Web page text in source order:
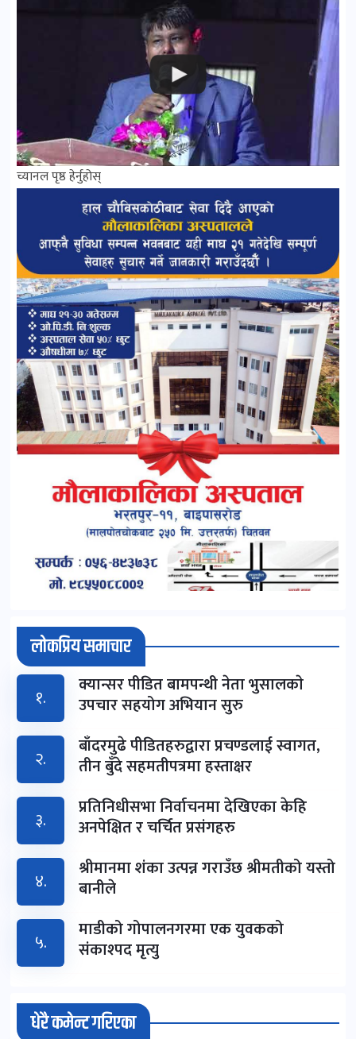
च्यानल पृष्ठ हेर्नुहोस्
लोकप्रिय समाचार
१. क्यान्सर पीडित बामपन्थी नेता भुसालकाे
उपचार सहयोग अभियान सुरु
२.
बाँदरमुढे पीडितहरुद्वारा प्रचण्डलाई स्वागत,
तीन बुँदे सहमतीपत्रमा हस्ताक्षर
३.
प्रतिनिधीसभा निर्वाचनमा देखिएका केहि
अनपेक्षित र चर्चित प्रसंगहरु
४.
श्रीमानमा शंका उत्पन्न गराउँछ श्रीमतीको यस्तो
बानीले
५.
माडीको गोपालनगरमा एक युवकको
संकाश्पद मृत्यु
धेरै कमेन्ट गरिएका